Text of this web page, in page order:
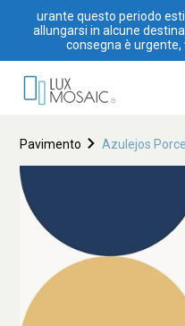
urante questo periodo
allungarsi in alcune
consegna è
Pavimento Azulejos